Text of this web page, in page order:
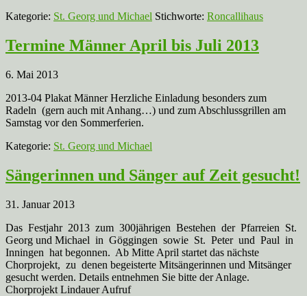
Kategorie: St. Georg und Michael Stichworte: Roncallihaus
Termine Männer April bis Juli 2013
6. Mai 2013
2013-04 Plakat Männer Herzliche Einladung besonders zum
Radeln (gern auch mit Anhang…) und zum Abschlussgrillen am
Samstag vor den Sommerferien.
Kategorie: St. Georg und Michael
Sängerinnen und Sänger auf Zeit gesucht!
31. Januar 2013
Das Festjahr 2013 zum 300jährigen Bestehen der Pfarreien St.
Georg und Michael in Göggingen sowie St. Peter und Paul in
Inningen hat begonnen. Ab Mitte April startet das nächste
Chorprojekt, zu denen begeisterte Mitsängerinnen und Mitsänger
gesucht werden. Details entnehmen Sie bitte der Anlage.
Chorprojekt Lindauer Aufruf